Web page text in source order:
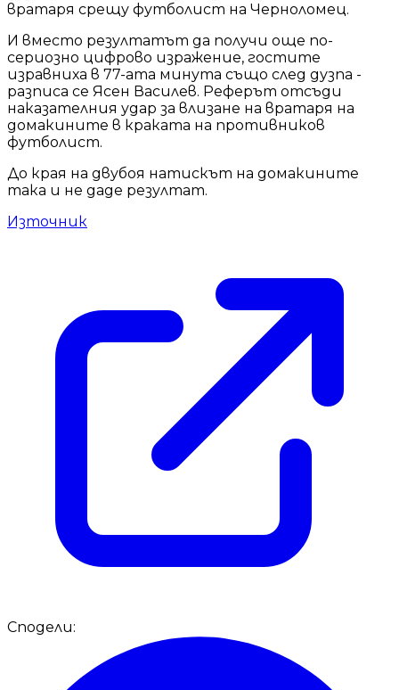
вратаря срещу футболист на Черноломец.
И вместо резултатът да получи още по-
сериозно цифрово изражение, гостите
изравниха в 77-ата минута също след дузпа -
разписа се Ясен Василев. Реферът отсъди
наказателния удар за влизане на вратаря на
домакините в краката на противников
футболист.
До края на двубоя натискът на домакините
така и не даде резултат.
Източник
Сподели: